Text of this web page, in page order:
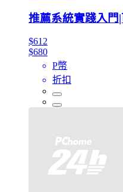
推薦系統實踐入門
$612
$680
P幣
折扣